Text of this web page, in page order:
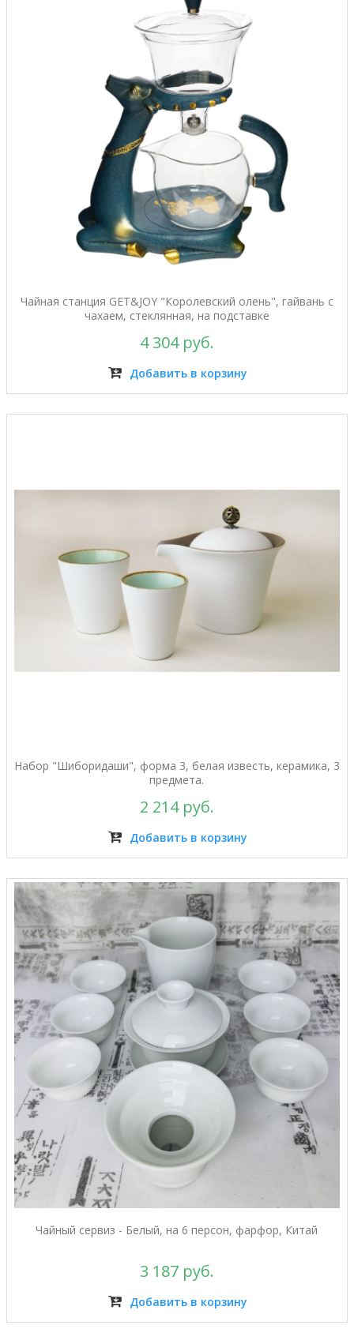
Чайная станция GET&JOY "Королевский олень", гайвань с
чахаем, стеклянная, на подставке
4 304 руб.
Добавить в корзину
Набор "Шиборидаши", форма 3, белая известь, керамика, 3
предмета.
2 214 руб.
Добавить в корзину
Чайный сервиз - Белый, на 6 персон, фарфор, Китай
3 187 руб.
Добавить в корзину